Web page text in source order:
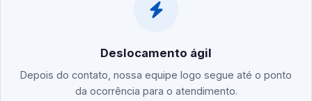
Deslocamento ágil
Depois do contato, nossa equipe logo segue até o ponto
da ocorrência para o atendimento.